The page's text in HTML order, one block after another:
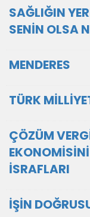
SAĞLIĞIN
SENİN OLSA
MENDERES
TÜRK
ÇÖZÜM
EKONOMİSİNİ
İSRAFLARI
İŞİN